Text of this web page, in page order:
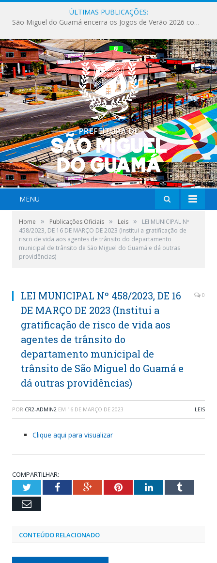
ÚLTIMAS PUBLICAÇÕES:
Milhares de fiéis tomam as ruas de São Miguel do Guamá em uma grande celebração de fé na Marcha para Jesus 2026.
MENU
Home » Publicações Oficiais » Leis »
LEI MUNICIPAL Nº
458/2023, DE 16 DE MARÇO DE 2023 (Institui a gratificação de
risco de vida aos agentes de trânsito do departamento
municipal de trânsito de São Miguel do Guamá e dá outras
providências)
LEI MUNICIPAL Nº 458/2023, DE 16
DE MARÇO DE 2023 (Institui a
gratificação de risco de vida aos
agentes de trânsito do
departamento municipal de
trânsito de São Miguel do Guamá e
dá outras providências)
0
POR CR2-ADMIN2 EM 16 DE MARÇO DE 2023 LEIS
Clique aqui para visualizar
COMPARTILHAR:
TwitterFacebookGoogle+PinterestLinkedInTumblr
Email
CONTEÚDO RELACIONADO